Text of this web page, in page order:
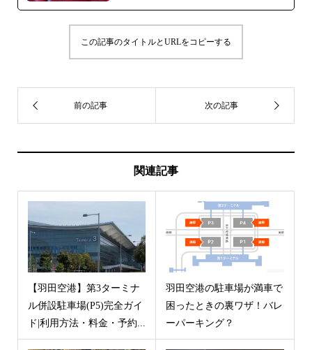
この記事のタイトルとURLをコピーする
関連記事
【羽田空港】第3ターミナ
ル併設駐車場(P5)完全ガイ
ド|利用方法・料金・予約...
羽田空港の駐車場が満車で
困ったときの裏ワザ！バレ
ーパーキング？